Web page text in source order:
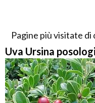
Pagine più visitate
Uva Ursina